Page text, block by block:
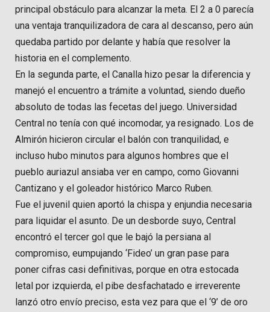
principal obstáculo para alcanzar la meta. El 2 a 0 parecía
una ventaja tranquilizadora de cara al descanso, pero aún
quedaba partido por delante y había que resolver la
historia en el complemento.
En la segunda parte, el Canalla hizo pesar la diferencia y
manejó el encuentro a trámite a voluntad, siendo dueño
absoluto de todas las fecetas del juego. Universidad
Central no tenía con qué incomodar, ya resignado. Los de
Almirón hicieron circular el balón con tranquilidad, e
incluso hubo minutos para algunos hombres que el
pueblo auriazul ansiaba ver en campo, como Giovanni
Cantizano y el goleador histórico Marco Ruben.
Fue el juvenil quien aportó la chispa y enjundia necesaria
para liquidar el asunto. De un desborde suyo, Central
encontró el tercer gol que le bajó la persiana al
compromiso, eumpujando ‘Fideo’ un gran pase para
poner cifras casi definitivas, porque en otra estocada
letal por izquierda, el pibe desfachatado e irreverente
lanzó otro envío preciso, esta vez para que el ‘9’ de oro